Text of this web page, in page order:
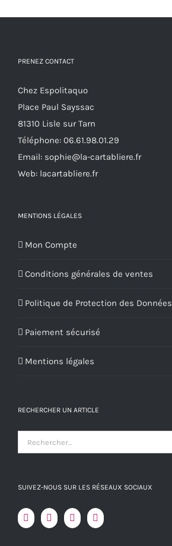
PRENEZ CONTACT
Chez Espolitaquo
Place Paul Sayssac
81310 Lisle sur Tarn
Téléphone: 06.61.98.01.29
Email: sophie@la-cartabliere.fr
Web: lacartabliere.fr
MENTIONS LÉGALES
Mon Compte
Conditions générales de ventes
Politique de Protection des Données
Paiement sécurisé
Mentions légales
RECHERCHER UN ARTICLE
SUIVEZ-NOUS SUR LES RÉSEAUX SOCIAUX